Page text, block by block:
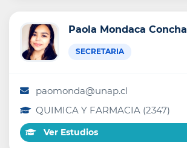
Paola Mondaca Concha
SECRETARIA
paomonda@unap.cl
QUIMICA Y FARMACIA (2347)
Ver Estudios